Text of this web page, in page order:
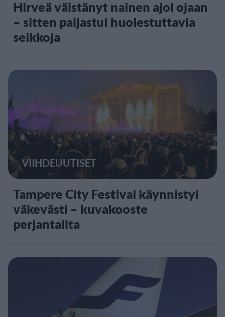
Hirveä väistänyt nainen ajoi ojaan
– sitten paljastui huolestuttavia
seikkoja
VIIHDEUUTISET
Tampere City Festival käynnistyi
väkevästi – kuvakooste
perjantailta